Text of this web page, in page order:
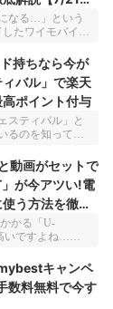
た人は、この機
いね！
なる…」という
したワイモバイル
活しました！
30GBの大容量プ
安」で試せちゃ
する前に使用感
討している人は
21日（火）
アップしたキャ
やすく解説して
持ちなら今が
バル」で楽天
ポイント付与
スティバル」と
るのを知ってい
谷社長の紹介キ
った人もいるか
ったく別のキャ
乗り換えずに、
なら、三木谷キ
ェスティバル」
えるんですよ！
ら絶対に見逃せ
をわかりやすく
動画がセットで
が今アツい!電
う方法を徹底
かる「U-
ですよね…。と
がプラン料金
です！ 動画が見
めておトクに使
逃せませんよ。
モバイルってつ
キャンペ
数料無料で今す